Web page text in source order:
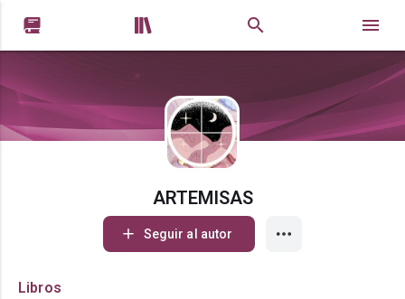
 
ARTEMISAS
Seguir al autor
Libros